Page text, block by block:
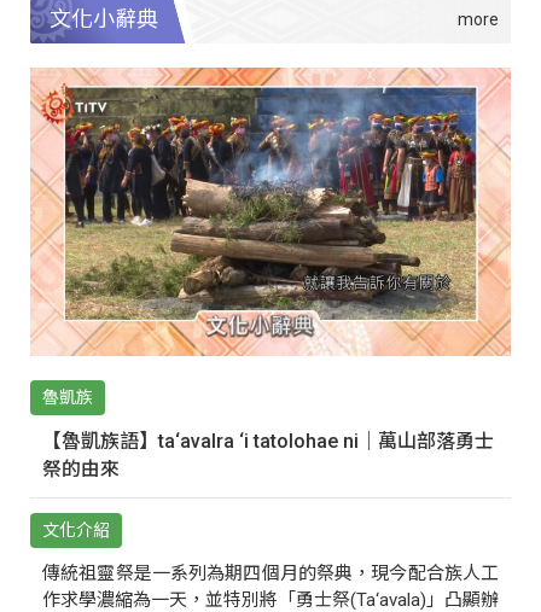
文化小辭典
魯凱族
【魯凱族語】ta‘avalra ‘i tatolohae ni｜萬山部落勇士
祭的由來
文化介紹
傳統祖靈祭是一系列為期四個月的祭典，現今配合族人工
作求學濃縮為一天，並特別將「勇士祭(Ta‘avala)」凸顯辦